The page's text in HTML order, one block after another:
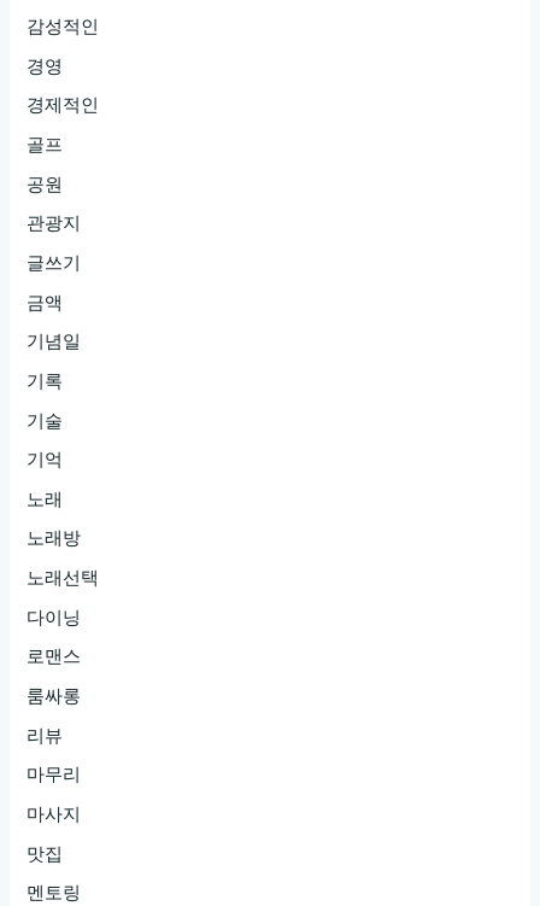
감성적인
경영
경제적인
골프
공원
관광지
글쓰기
금액
기념일
기록
기술
기억
노래
노래방
노래선택
다이닝
로맨스
룸싸롱
리뷰
마무리
마사지
맛집
멘토링